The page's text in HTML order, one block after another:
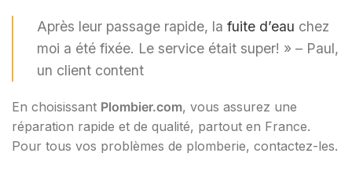
Après leur passage rapide, la fuite d’eau chez
moi a été fixée. Le service était super! » – Paul,
un client content
En choisissant Plombier.com, vous assurez une
réparation rapide et de qualité, partout en France.
Pour tous vos problèmes de plomberie, contactez-les.